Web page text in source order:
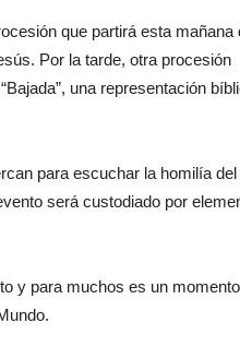
que partirá esta mañana
Por la tarde, otra procesión
una representación
para escuchar la homilía
será custodiado por
y para muchos es un